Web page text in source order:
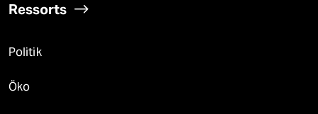
Ressorts
Politik
Öko